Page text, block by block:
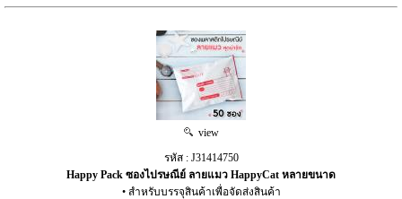
view
รหัส : J31414750
Happy Pack ซองไปรษณีย์ ลายแมว HappyCat หลายขนาด
• สำหรับบรรจุสินค้าเพื่อจัดส่งสินค้า